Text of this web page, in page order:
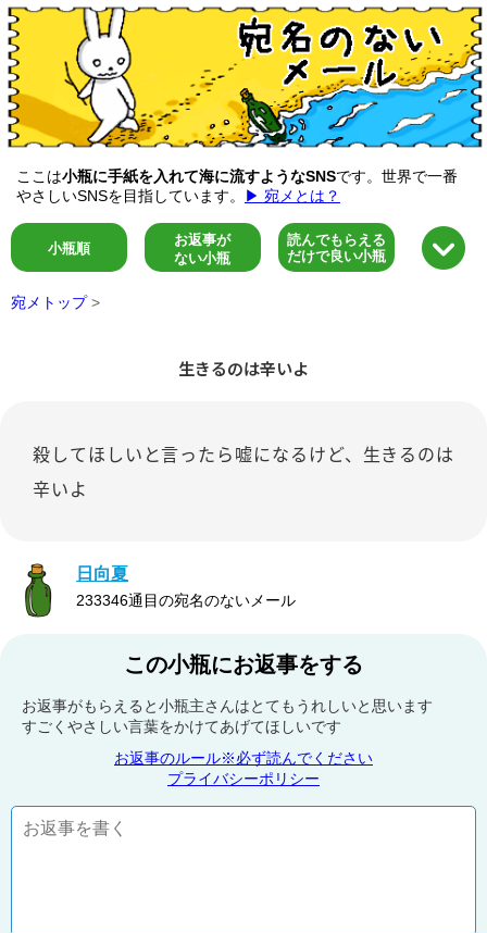
ここは小瓶に手紙を入れて海に流すようなSNSです。世界で一番
やさしいSNSを目指しています。
▶ 宛メとは？
小瓶順
お返事が
ない小瓶
読んでもらえる
だけで良い小瓶
宛メトップ >
生きるのは辛いよ
殺してほしいと言ったら嘘になるけど、生きるのは
辛いよ
日向夏
233346通目の宛名のないメール
この小瓶にお返事をする
お返事がもらえると小瓶主さんはとてもうれしいと思います
すごくやさしい言葉をかけてあげてほしいです
お返事のルール※必ず読んでください
プライバシーポリシー